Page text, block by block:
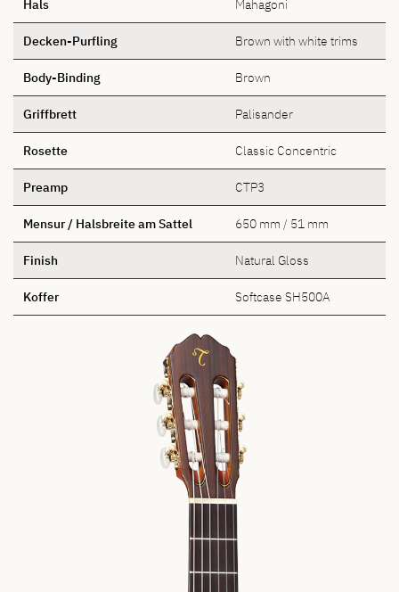
Hals Mahagoni
Decken-Purfling Brown with white trims
Body-Binding Brown
Griffbrett Palisander
Rosette Classic Concentric
Preamp CTP3
Mensur / Halsbreite am Sattel 650 mm / 51 mm
Finish Natural Gloss
Koffer Softcase SH500A